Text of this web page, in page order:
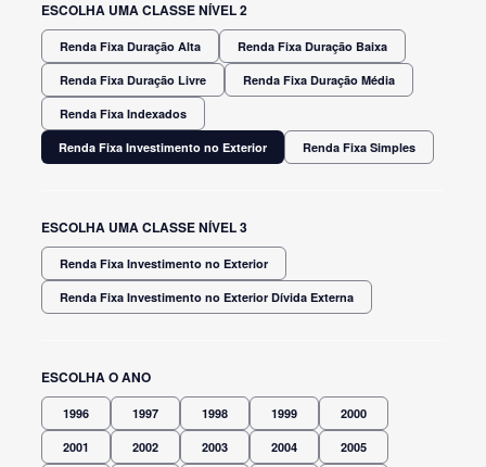
ESCOLHA UMA CLASSE NÍVEL 2
Renda Fixa Duração Alta Renda Fixa Duração Baixa
Renda Fixa Duração Livre Renda Fixa Duração Média
Renda Fixa Indexados
Renda Fixa Investimento no Exterior Renda Fixa Simples
ESCOLHA UMA CLASSE NÍVEL 3
Renda Fixa Investimento no Exterior
Renda Fixa Investimento no Exterior Dívida Externa
ESCOLHA O ANO
1996 1997 1998 1999 2000
2001 2002 2003 2004 2005